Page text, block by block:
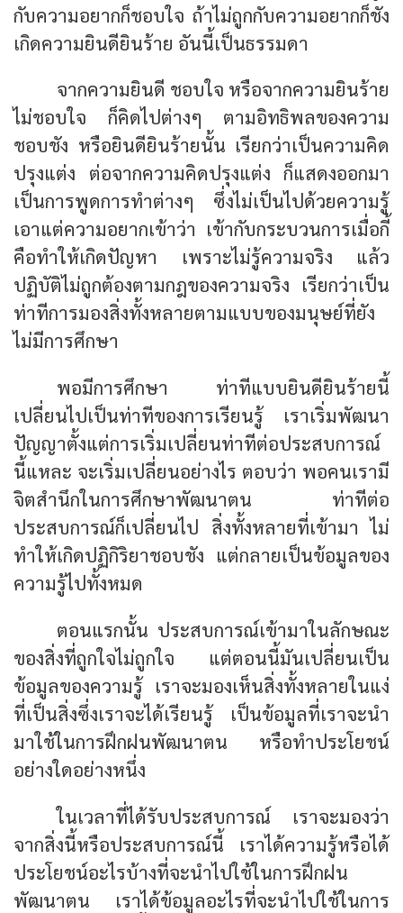
กับความอยากก็ชอบใจ ถ้าไม่ถูกกับความอยากก็ชัง
เกิดความยินดียินร้าย อันนี้เป็นธรรมดา
จากความยินดี ชอบใจ หรือจากความยินร้าย
ไม่ชอบใจ ก็คิดไปต่างๆ ตามอิทธิพลของความ
ชอบชัง หรือยินดียินร้ายนั้น เรียกว่าเป็นความคิด
ปรุงแต่ง ต่อจากความคิดปรุงแต่ง ก็แสดงออกมา
เป็นการพูดการทำต่างๆ ซึ่งไม่เป็นไปด้วยความรู้
เอาแต่ความอยากเข้าว่า เข้ากับกระบวนการเมื่อกี้
คือทำให้เกิดปัญหา เพราะไม่รู้ความจริง แล้ว
ปฏิบัติไม่ถูกต้องตามกฎของความจริง เรียกว่าเป็น
ท่าทีการมองสิ่งทั้งหลายตามแบบของมนุษย์ที่ยัง
ไม่มีการศึกษา
พอมีการศึกษา ท่าทีแบบยินดียินร้ายนี้
เปลี่ยนไปเป็นท่าทีของการเรียนรู้ เราเริ่มพัฒนา
ปัญญาตั้งแต่การเริ่มเปลี่ยนท่าทีต่อประสบการณ์
นี้แหละ จะเริ่มเปลี่ยนอย่างไร ตอบว่า พอคนเรามี
จิตสำนึกในการศึกษาพัฒนาตน ท่าทีต่อ
ประสบการณ์ก็เปลี่ยนไป สิ่งทั้งหลายที่เข้ามา ไม่
ทำให้เกิดปฏิกิริยาชอบชัง แต่กลายเป็นข้อมูลของ
ความรู้ไปทั้งหมด
ตอนแรกนั้น ประสบการณ์เข้ามาในลักษณะ
ของสิ่งที่ถูกใจไม่ถูกใจ แต่ตอนนี้มันเปลี่ยนเป็น
ข้อมูลของความรู้ เราจะมองเห็นสิ่งทั้งหลายในแง่
ที่เป็นสิ่งซึ่งเราจะได้เรียนรู้ เป็นข้อมูลที่เราจะนำ
มาใช้ในการฝึกฝนพัฒนาตน หรือทำประโยชน์
อย่างใดอย่างหนึ่ง
ในเวลาที่ได้รับประสบการณ์ เราจะมองว่า
จากสิ่งนี้หรือประสบการณ์นี้ เราได้ความรู้หรือได้
ประโยชน์อะไรบ้างที่จะนำไปใช้ในการฝึกฝน
พัฒนาตน เราได้ข้อมูลอะไรที่จะนำไปใช้ในการ